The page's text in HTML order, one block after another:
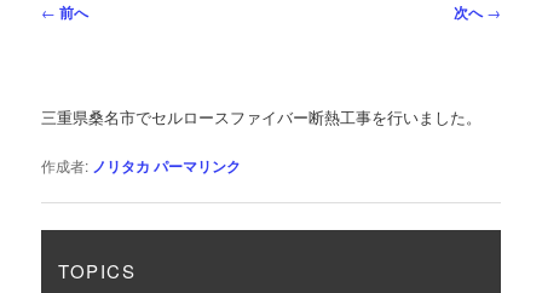
投
ゲ
シ
← 前へ 次へ→
三重県桑名市でセルロースファイバー断熱工事を行いました。
作成者: ノリタカ パーマリンク
TOPICS